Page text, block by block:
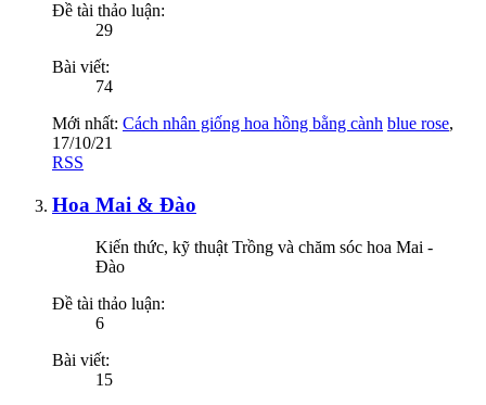
Đề tài thảo luận:
29
Bài viết:
74
Mới nhất: Cách nhân giống hoa hồng bằng cành blue rose,
17/10/21
RSS
Hoa Mai & Đào
Kiến thức, kỹ thuật Trồng và chăm sóc hoa Mai -
Đào
Đề tài thảo luận:
6
Bài viết:
15